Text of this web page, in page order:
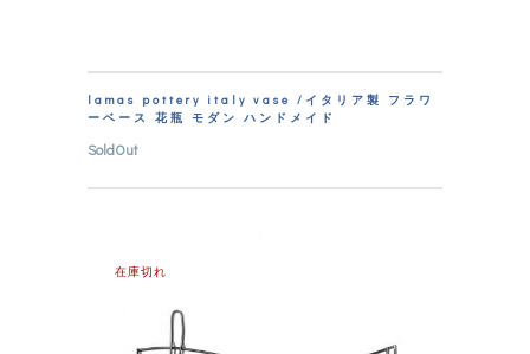
lamas pottery italy vase /イタリア製 フラワ
ーベース 花瓶 モダン ハンドメイド
SoldOut
在庫切れ